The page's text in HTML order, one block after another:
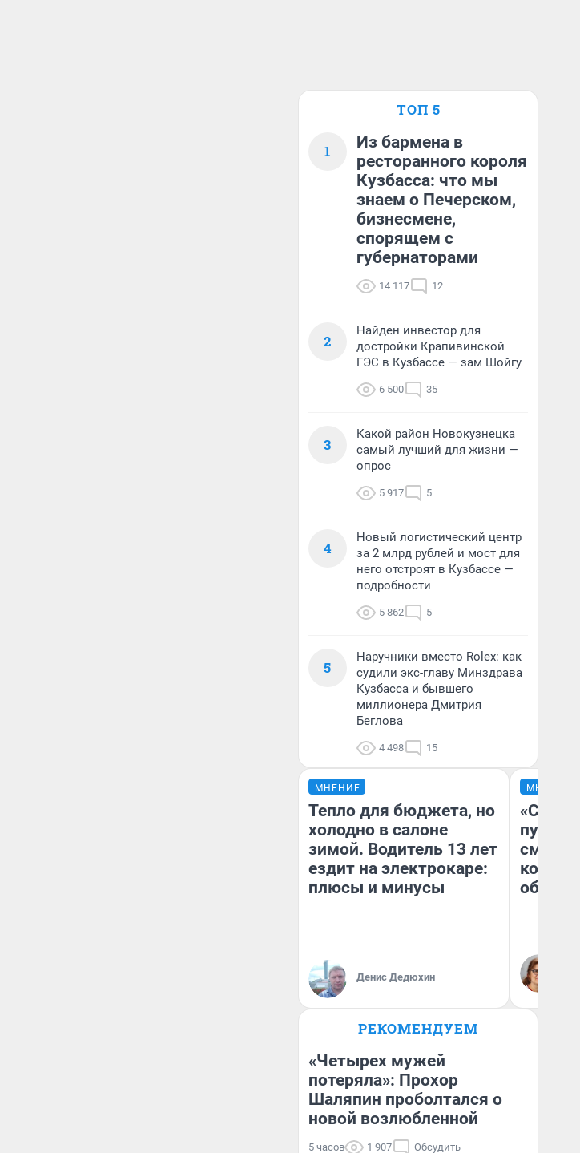
ТОП 5
1
Из бармена в
ресторанного короля
Кузбасса: что мы
знаем о Печерском,
бизнесмене,
спорящем с
губернаторами
14 117 12
2
Найден инвестор для
достройки Крапивинской
ГЭС в Кузбассе — зам Шойгу
6 500 35
3
Какой район Новокузнецка
самый лучший для жизни —
опрос
5 917 5
4
Новый логистический центр
за 2 млрд рублей и мост для
него отстроят в Кузбассе —
подробности
5 862 5
5
Наручники вместо Rolex: как
судили экс-главу Минздрава
Кузбасса и бывшего
миллионера Дмитрия
Беглова
4 498 15
МНЕНИЕ
Тепло для бюджета, но
холодно в салоне
зимой. Водитель 13 лет
ездит на электрокаре:
плюсы и минусы
Денис Дедюхин
МНЕНИЕ
РЕКОМЕНДУЕМ
«Четырех мужей
потеряла»: Прохор
Шаляпин проболтался о
новой возлюбленной
5 часов 1 907 Обсудить